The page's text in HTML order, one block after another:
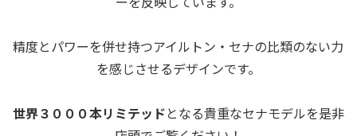
精度とパワーを併せ持つアイルトン・セナの比類のない力
を感じさせるデザインです。
世界３０００本リミテッド となる貴重なセナモデルを是非